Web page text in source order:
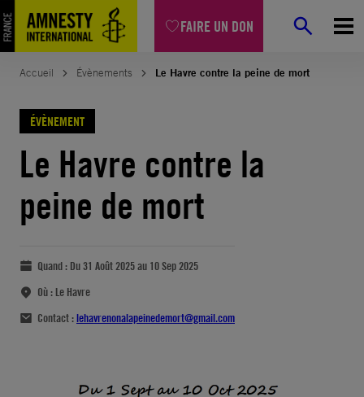
FAIRE UN DON
Accueil Évènements Le Havre contre la peine de mort
ÉVÈNEMENT
Le Havre contre la
peine de mort
Quand : Du 31 Août 2025 au 10 Sep 2025
Où : Le Havre
Contact :lehavrenonalapeinedemort@gmail.com